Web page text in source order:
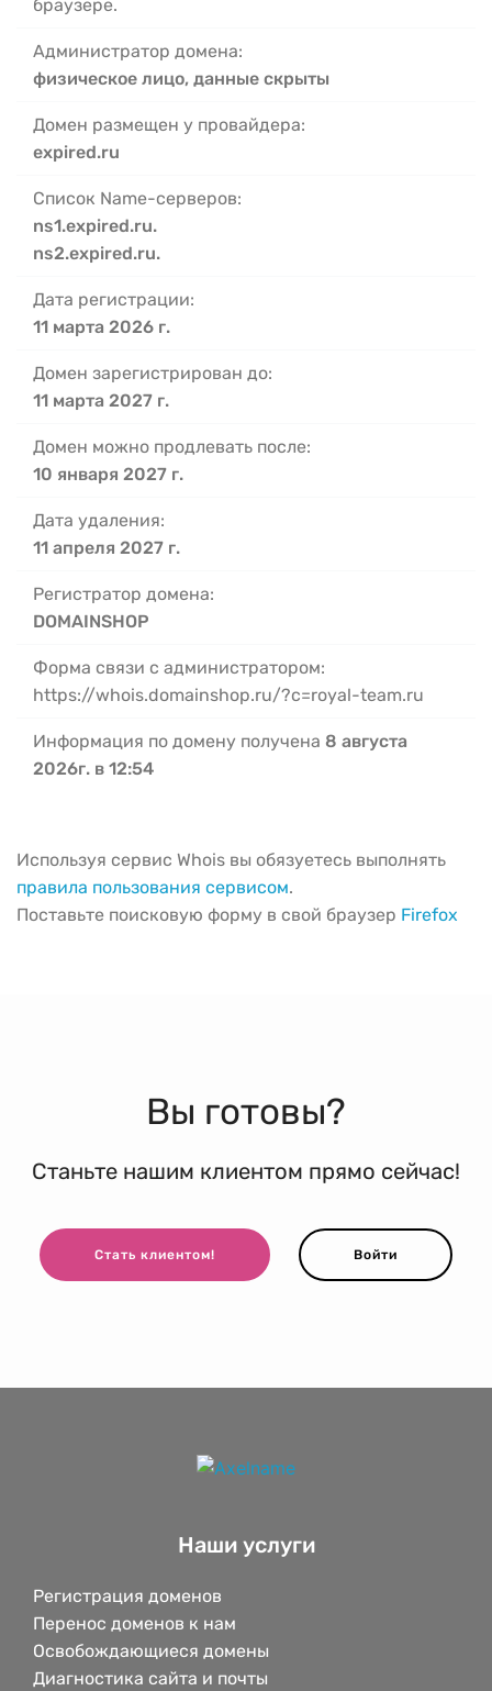
браузере.
Администратор домена:
физическое лицо, данные скрыты
Домен размещен у провайдера:
expired.ru
Список Name-серверов:
ns1.expired.ru.
ns2.expired.ru.
Дата регистрации:
11 марта 2026 г.
Домен зарегистрирован до:
11 марта 2027 г.
Домен можно продлевать после:
10 января 2027 г.
Дата удаления:
11 апреля 2027 г.
Регистратор домена:
DOMAINSHOP
Форма связи с администратором:
https://whois.domainshop.ru/?c=royal-team.ru
Информация по домену получена 8 августа
2026г. в 12:54
Используя сервис Whois вы обязуетесь выполнять
правила пользования сервисом.
Поставьте поисковую форму в свой браузер Firefox
Вы готовы?
Станьте нашим клиентом прямо сейчас!
Стать клиентом! Войти
Наши услуги
Регистрация доменов
Перенос доменов к нам
Освобождающиеся домены
Диагностика сайта и почты